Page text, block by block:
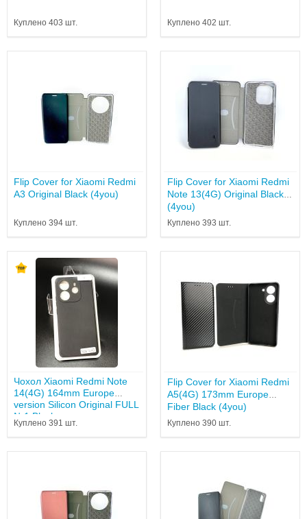
Куплено 403 шт. Куплено 402 шт.
Flip Cover for Xiaomi Redmi
A3 Original Black (4you)
Куплено 394 шт.
Flip Cover for Xiaomi Redmi
Note 13(4G) Original Black
(4you)
Куплено 393 шт.
Чохол Xiaomi Redmi Note
14(4G) 164mm Europe
version Silicon Original FULL
№1 Black...
Куплено 391 шт.
Flip Cover for Xiaomi Redmi
A5(4G) 173mm Europe
Fiber Black (4you)
Куплено 390 шт.